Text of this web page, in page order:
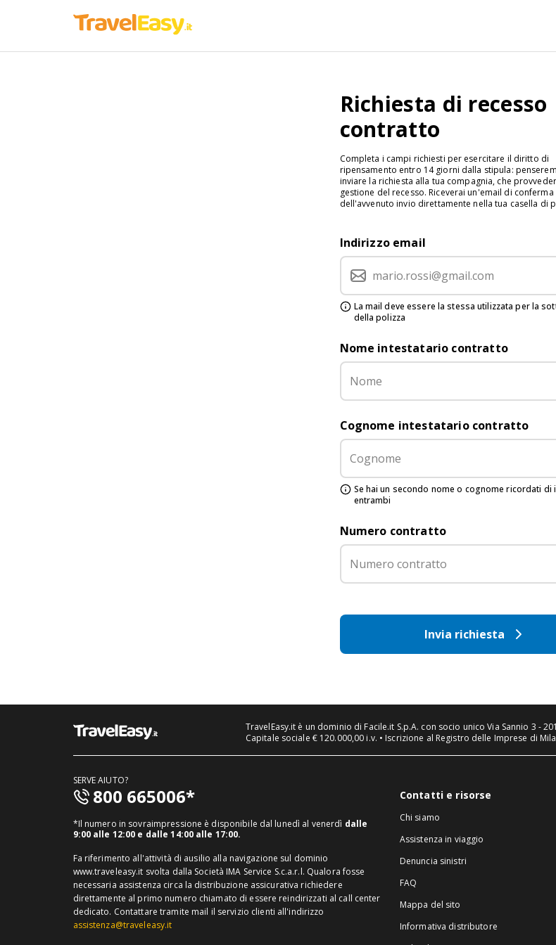
Richiesta di recesso
contratto
Completa i campi richiesti per esercitare il diritto di
ripensamento entro 14 giorni dalla stipula:
inviare la richiesta alla tua compagnia, che
gestione del recesso. Riceverai un'email di conferma
dell'avvenuto invio direttamente nella tua casella di
Indirizzo email
La mail deve essere la stessa utilizzata per la
della polizza
Nome intestatario contratto
Cognome intestatario contratto
Se hai un secondo nome o cognome ricordati di
entrambi
Numero contratto
Invia richiesta
TravelEasy.it è un dominio di Facile.it S.p.A. con socio unico Via Sannio 3 -
Capitale sociale € 120.000,00 i.v. • Iscrizione al Registro delle Imprese di
SERVE AIUTO?
800 665006*
*Il numero in sovraimpressione è disponibile dal lunedì al venerdì dalle
9:00 alle 12:00 e dalle 14:00 alle 17:00.
Fa riferimento all'attività di ausilio alla navigazione sul dominio
www.traveleasy.it svolta dalla Società IMA Service S.c.a.r.l. Qualora fosse
necessaria assistenza circa la distribuzione assicurativa richiedere
direttamente al primo numero chiamato di essere reindirizzati al call center
dedicato. Contattare tramite mail il servizio clienti all'indirizzo
assistenza@traveleasy.it
Contatti e risorse
Chi siamo
Assistenza in viaggio
Denuncia sinistri
FAQ
Mappa del sito
Informativa distributore